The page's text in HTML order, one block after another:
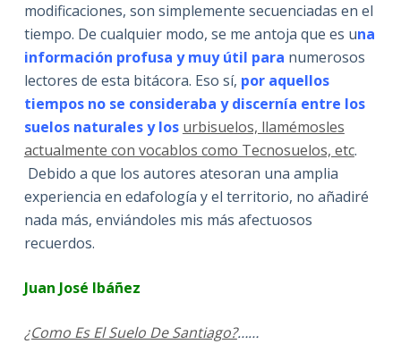
modificaciones, son simplemente secuenciadas en el
tiempo. De cualquier modo, se me antoja que es una
información profusa y muy útil para numerosos
lectores de esta bitácora. Eso sí, por aquellos
tiempos no se consideraba y discernía entre los
suelos naturales y los urbisuelos, llamémosles
actualmente con vocablos como Tecnosuelos, etc.
Debido a que los autores atesoran una amplia
experiencia en edafología y el territorio, no añadiré
nada más, enviándoles mis más afectuosos
recuerdos.
Juan José Ibáñez
¿Como Es El Suelo De Santiago?……